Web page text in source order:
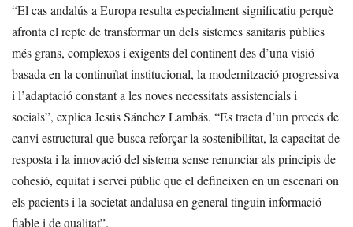
“El cas andalús a Europa resulta especialment significatiu perquè
afronta el repte de transformar un dels sistemes sanitaris públics
més grans, complexos i exigents del continent des d’una visió
basada en la continuïtat institucional, la modernització progressiva
i l’adaptació constant a les noves necessitats assistencials i
socials”, explica Jesús Sánchez Lambás. “Es tracta d’un procés de
canvi estructural que busca reforçar la sostenibilitat, la capacitat de
resposta i la innovació del sistema sense renunciar als principis de
cohesió, equitat i servei públic que el defineixen en un escenari on
els pacients i la societat andalusa en general tinguin informació
fiable i de qualitat”.